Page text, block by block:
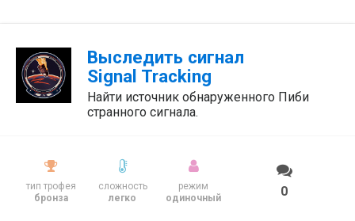
Выследить сигнал
Signal Tracking
Найти источник обнаруженного Пиби
странного сигнала.
тип трофея
бронза
сложность
легко
режим
одиночный
0